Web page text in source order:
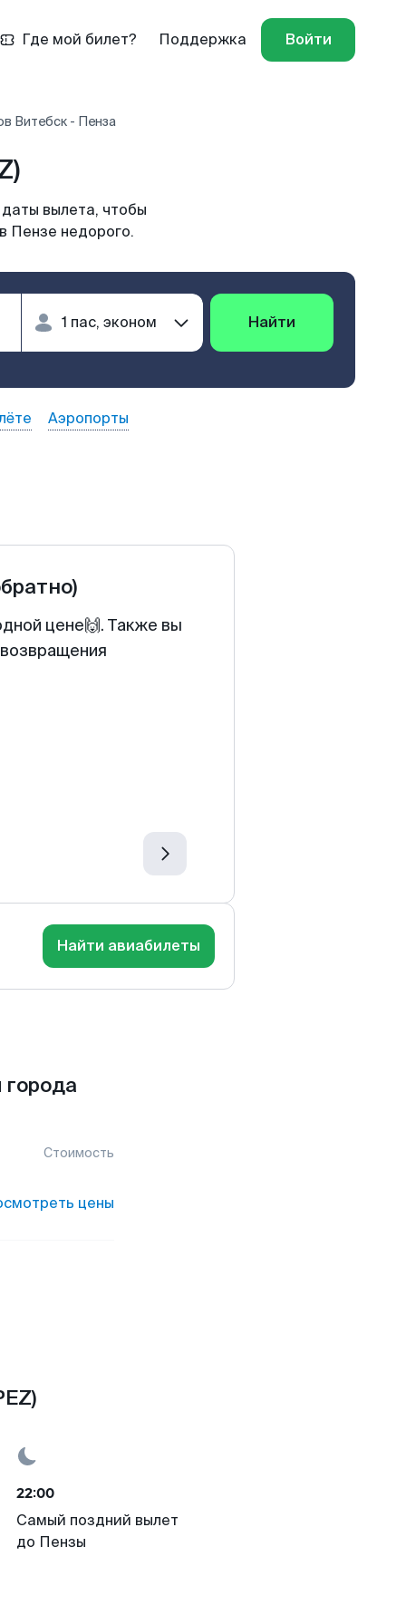
Где мой билет? Поддержка Войти
Витебск - Пенза
вылета, чтобы
Пензе недорого.
Найти
Аэропорты
цене🙌. Также вы
Найти авиабилеты
Стоимость
цены
22:00
Самый поздний вылет
до Пензы